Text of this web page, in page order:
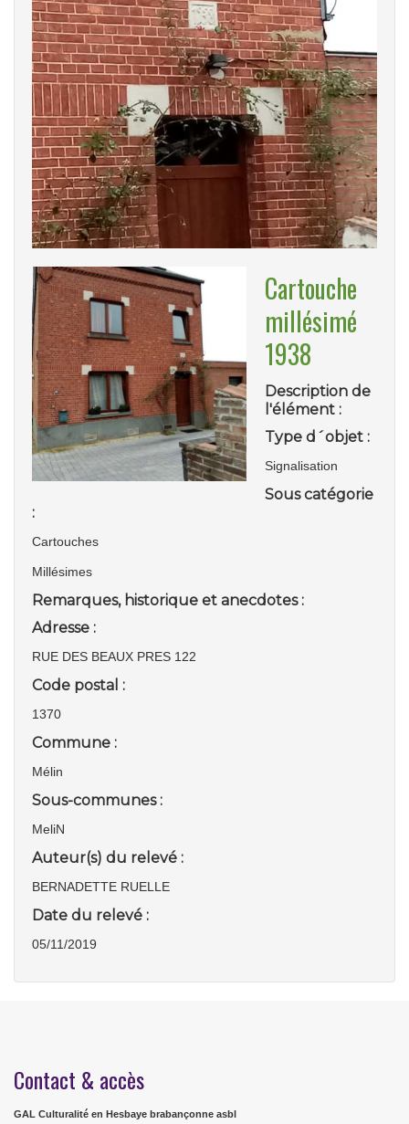
Cartouche
millésimé
1938
Description de
l'élément :
Type d´objet :
Signalisation
Sous catégorie
:
Cartouches
Millésimes
Remarques, historique et anecdotes :
Adresse :
RUE DES BEAUX PRES 122
Code postal :
1370
Commune :
Mélin
Sous-communes :
MeliN
Auteur(s) du relevé :
BERNADETTE RUELLE
Date du relevé :
05/11/2019
Contact & accès
GAL Culturalité en Hesbaye brabançonne asbl